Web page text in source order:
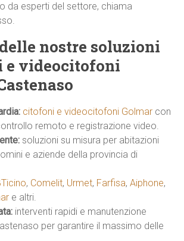
da esperti del settore, chiama
nostre soluzioni
e videocitofoni
citofoni e videocitofoni Golmar con
remoto e registrazione video.
soluzioni su misura per abitazioni
e aziende della provincia di
, Comelit, Urmet, Farfisa,Aiphone,
e altri.
interventi rapidi e manutenzione
per garantire il massimo delle